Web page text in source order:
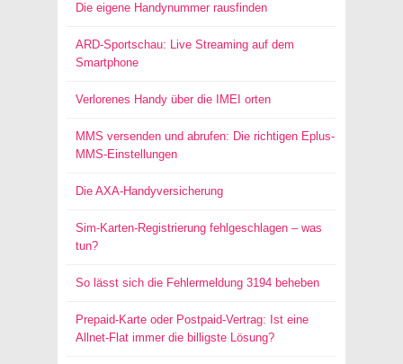
Die eigene Handynummer rausfinden
ARD-Sportschau: Live Streaming auf dem
Smartphone
Verlorenes Handy über die IMEI orten
MMS versenden und abrufen: Die richtigen Eplus-
MMS-Einstellungen
Die AXA-Handyversicherung
Sim-Karten-Registrierung fehlgeschlagen – was
tun?
So lässt sich die Fehlermeldung 3194 beheben
Prepaid-Karte oder Postpaid-Vertrag: Ist eine
Allnet-Flat immer die billigste Lösung?